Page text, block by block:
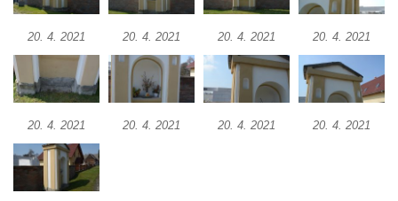
Křížová cesta Římov – XIX. kaple – Kristus
kříž nesoucí potkává Pannu Marii
Křížová cesta Římov – XVIII. kaple – Na
Ježíše vložen kříž
Pilát
Křížová cesta Římov – XVI. kaple – U
Herodesa
20. 4. 2021 20. 4. 2021 20. 4. 2021 20. 4. 2021
20. 4. 2021 20. 4. 2021 20. 4. 2021 20. 4. 2021